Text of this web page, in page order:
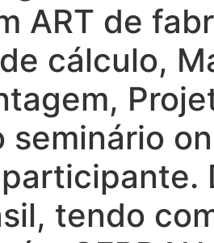
ART de
cálculo,
seminário
tendo